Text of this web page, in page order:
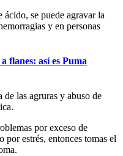
se puede agravar la
y en personas
flanes: así es Puma
de las agruras y abuso de
por exceso de
estrés, entonces tomas el